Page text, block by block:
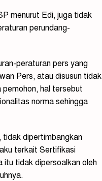
menurut Edi, juga tidak
perundang-
peraturan pers yang
Pers, atau disusun tidak
hal tersebut
norma sehingga
tidak dipertimbangkan
terkait Sertifikasi
itu tidak dipersoalkan oleh